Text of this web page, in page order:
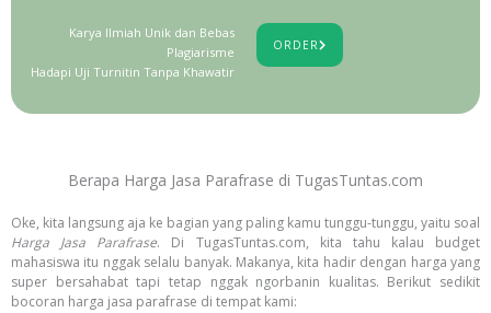
Karya Ilmiah Unik dan Bebas
Plagiarisme
Hadapi Uji Turnitin Tanpa Khawatir
ORDER
Berapa Harga Jasa Parafrase di TugasTuntas.com
Oke, kita langsung aja ke bagian yang paling kamu tunggu-tunggu, yaitu soal
Harga Jasa Parafrase. Di TugasTuntas.com, kita tahu kalau budget
mahasiswa itu nggak selalu banyak. Makanya, kita hadir dengan harga yang
super bersahabat tapi tetap nggak ngorbanin kualitas. Berikut sedikit
bocoran harga jasa parafrase di tempat kami: